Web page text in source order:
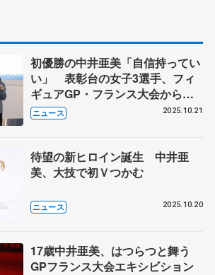
初優勝の中井亜美「自信持ってい
い」 表彰台の女子3選手、フィ
ギュアGP・フランス大会から帰
国
ニュース 2025.10.21
待望の新ヒロイン誕生 中井亜
美、大技で初Ｖつかむ
ニュース 2025.10.20
17歳中井亜美、はつらつと舞う
GPフランス大会エキシビション